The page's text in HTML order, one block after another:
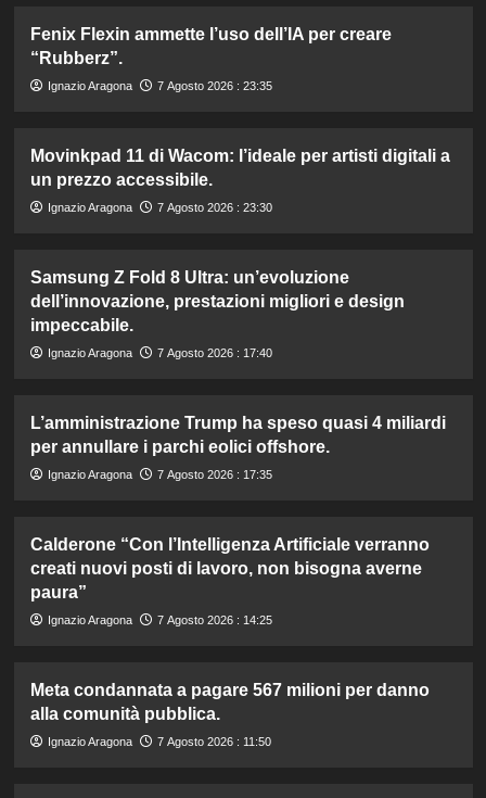
Fenix Flexin ammette l’uso dell’IA per creare
“Rubberz”.
Ignazio Aragona 7 Agosto 2026 : 23:35
Movinkpad 11 di Wacom: l’ideale per artisti digitali a
un prezzo accessibile.
Ignazio Aragona 7 Agosto 2026 : 23:30
Samsung Z Fold 8 Ultra: un’evoluzione
dell’innovazione, prestazioni migliori e design
impeccabile.
Ignazio Aragona 7 Agosto 2026 : 17:40
L’amministrazione Trump ha speso quasi 4 miliardi
per annullare i parchi eolici offshore.
Ignazio Aragona 7 Agosto 2026 : 17:35
Calderone “Con l’Intelligenza Artificiale verranno
creati nuovi posti di lavoro, non bisogna averne
paura”
Ignazio Aragona 7 Agosto 2026 : 14:25
Meta condannata a pagare 567 milioni per danno
alla comunità pubblica.
Ignazio Aragona 7 Agosto 2026 : 11:50